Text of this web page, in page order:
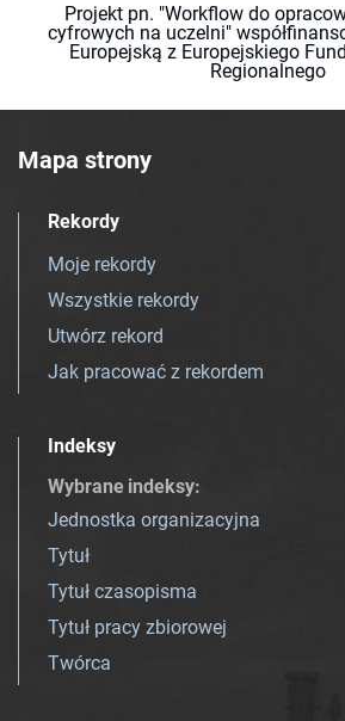
Projekt pn. "Workflow do
cyfrowych na uczelni"
Europejską z Europejskiego
Regionalnego
Mapa strony
Rekordy
Moje rekordy
Wszystkie rekordy
Utwórz rekord
Jak pracować z rekordem
Indeksy
Wybrane indeksy:
Jednostka organizacyjna
Tytuł
Tytuł czasopisma
Tytuł pracy zbiorowej
Twórca